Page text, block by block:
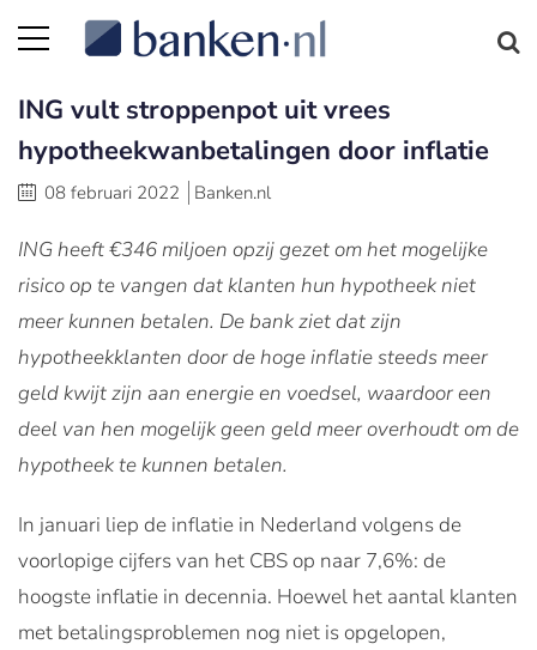
ING vult stroppenpot uit vrees
hypotheekwanbetalingen door inflatie
08 februari 2022 Banken.nl
ING heeft €346 miljoen opzij gezet om het mogelijke
risico op te vangen dat klanten hun hypotheek niet
meer kunnen betalen. De bank ziet dat zijn
hypotheekklanten door de hoge inflatie steeds meer
geld kwijt zijn aan energie en voedsel, waardoor een
deel van hen mogelijk geen geld meer overhoudt om de
hypotheek te kunnen betalen.
In januari liep de inflatie in Nederland volgens de
voorlopige cijfers van het CBS op naar 7,6%: de
hoogste inflatie in decennia. Hoewel het aantal klanten
met betalingsproblemen nog niet is opgelopen,